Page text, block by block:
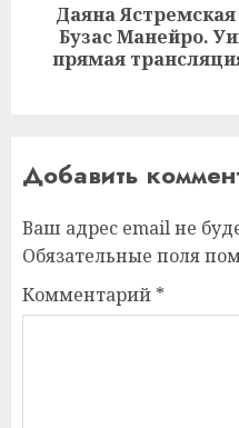
Следующая
запись:
Даяна
Бузас Манейро.
прямая
Добавить
Ваш адрес email не
Обязательные поля
Комментарий *